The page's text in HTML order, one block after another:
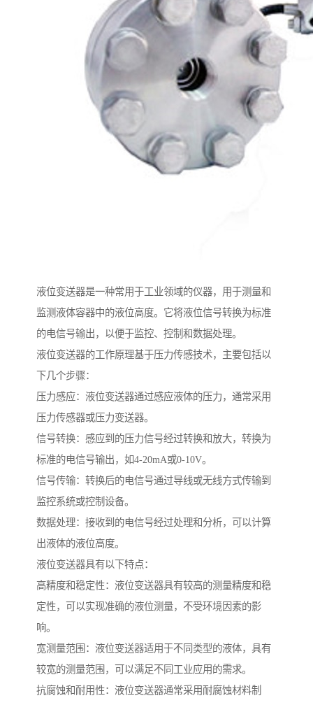
液位变送器是一种常用于工业领域的仪器，用于测量和
监测液体容器中的液位高度。它将液位信号转换为标准
的电信号输出，以便于监控、控制和数据处理。
液位变送器的工作原理基于压力传感技术，主要包括以
下几个步骤：
压力感应：液位变送器通过感应液体的压力，通常采用
压力传感器或压力变送器。
信号转换：感应到的压力信号经过转换和放大，转换为
标准的电信号输出，如4-20mA或0-10V。
信号传输：转换后的电信号通过导线或无线方式传输到
监控系统或控制设备。
数据处理：接收到的电信号经过处理和分析，可以计算
出液体的液位高度。
液位变送器具有以下特点：
高精度和稳定性：液位变送器具有较高的测量精度和稳
定性，可以实现准确的液位测量，不受环境因素的影
响。
宽测量范围：液位变送器适用于不同类型的液体，具有
较宽的测量范围，可以满足不同工业应用的需求。
抗腐蚀和耐用性：液位变送器通常采用耐腐蚀材料制